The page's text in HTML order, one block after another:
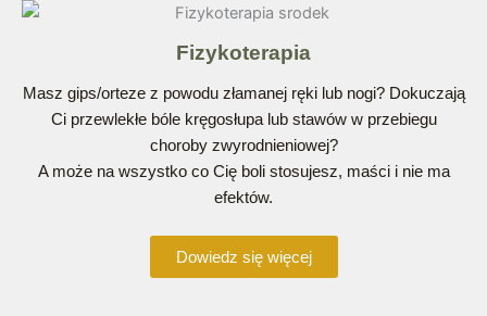
Fizykoterapia
Masz gips/orteze z powodu złamanej ręki lub nogi? Dokuczają
Ci przewlekłe bóle kręgosłupa lub stawów w przebiegu
choroby zwyrodnieniowej?
A może na wszystko co Cię boli stosujesz, maści i nie ma
efektów.
Dowiedz się więcej